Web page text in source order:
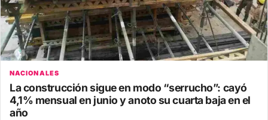
NACIONALES
La construcción sigue en modo “serrucho”: cayó
4,1% mensual en junio y anoto su cuarta baja en el
año